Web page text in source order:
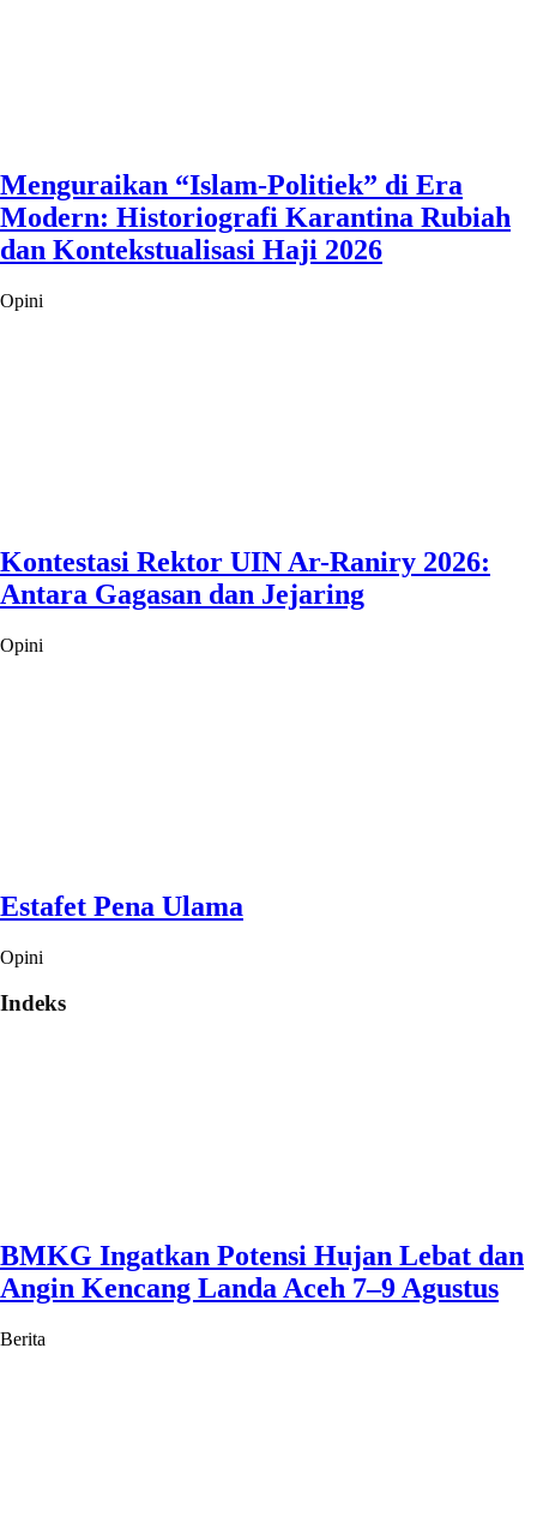
Menguraikan “Islam-Politiek” di Era
Modern: Historiografi Karantina Rubiah
dan Kontekstualisasi Haji 2026
Opini
Kontestasi Rektor UIN Ar-Raniry 2026:
Antara Gagasan dan Jejaring
Opini
Estafet Pena Ulama
Opini
Indeks
BMKG Ingatkan Potensi Hujan Lebat dan
Angin Kencang Landa Aceh 7–9 Agustus
Berita